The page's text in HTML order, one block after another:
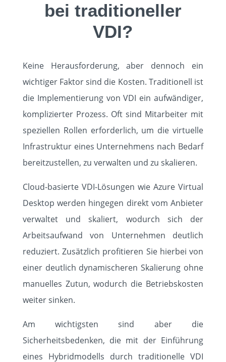
bei traditioneller
VDI?
Keine Herausforderung, aber dennoch ein
wichtiger Faktor sind die Kosten. Traditionell ist
die Implementierung von VDI ein aufwändiger,
komplizierter Prozess. Oft sind Mitarbeiter mit
speziellen Rollen erforderlich, um die virtuelle
Infrastruktur eines Unternehmens nach Bedarf
bereitzustellen, zu verwalten und zu skalieren.
Cloud-basierte VDI-Lösungen wie Azure Virtual
Desktop werden hingegen direkt vom Anbieter
verwaltet und skaliert, wodurch sich der
Arbeitsaufwand von Unternehmen deutlich
reduziert. Zusätzlich profitieren Sie hierbei von
einer deutlich dynamischeren Skalierung ohne
manuelles Zutun, wodurch die Betriebskosten
weiter sinken.
Am wichtigsten sind aber die
Sicherheitsbedenken, die mit der Einführung
eines Hybridmodells durch traditionelle VDI